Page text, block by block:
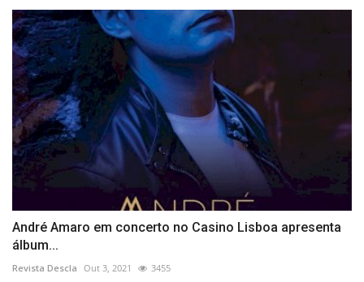
André Amaro em concerto no Casino Lisboa apresenta
álbum...
Revista Descla Out 3, 2021 3455